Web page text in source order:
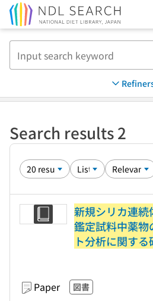
Search results 2
新規シリカ連続
鑑定試料中薬物
ト分析に関する
Paper 図書